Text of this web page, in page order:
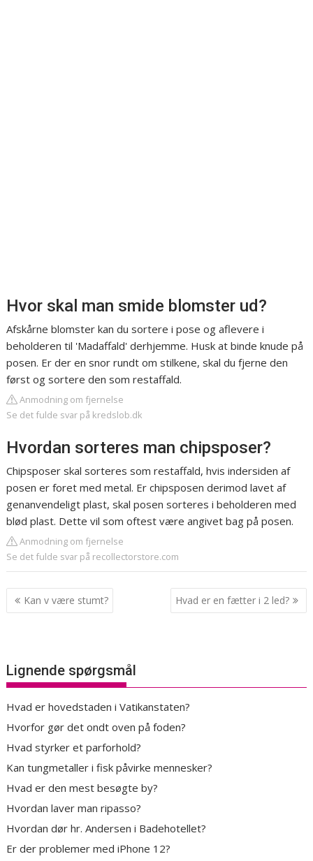
Hvor skal man smide blomster ud?
Afskårne blomster kan du sortere i pose og aflevere i
beholderen til 'Madaffald' derhjemme. Husk at binde knude på
posen. Er der en snor rundt om stilkene, skal du fjerne den
først og sortere den som restaffald.
Anmodning om fjernelse
Se det fulde svar på kredslob.dk
Hvordan sorteres man chipsposer?
Chipsposer skal sorteres som restaffald, hvis indersiden af
posen er foret med metal. Er chipsposen derimod lavet af
genanvendeligt plast, skal posen sorteres i beholderen med
blød plast. Dette vil som oftest være angivet bag på posen.
Anmodning om fjernelse
Se det fulde svar på recollectorstore.com
Indlægsnavigation
Kan v være stumt? Hvad er en fætter i 2 led?
Lignende spørgsmål
Hvad er hovedstaden i Vatikanstaten?
Hvorfor gør det ondt oven på foden?
Hvad styrker et parforhold?
Kan tungmetaller i fisk påvirke mennesker?
Hvad er den mest besøgte by?
Hvordan laver man ripasso?
Hvordan dør hr. Andersen i Badehotellet?
Er der problemer med iPhone 12?